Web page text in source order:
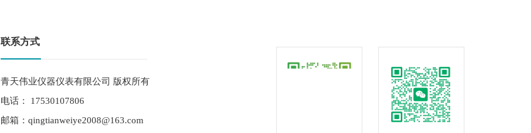
联系方式
青天伟业仪器仪表有限公司 版权所有
电话： 17530107806
邮箱：qingtianweiye2008@163.com